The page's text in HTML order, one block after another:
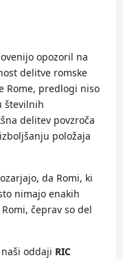
opozoril na
delitve romske
Rome, predlogi niso
številnih
delitev povzroča
položaja
da Romi, ki
nimajo enakih
čeprav so del
oddaji RIC